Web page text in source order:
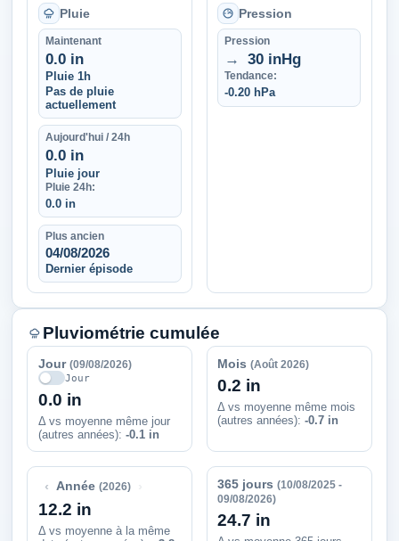
Pluie
Maintenant
0.0 in
Pluie 1h
Pas de pluie
actuellement
Aujourd'hui / 24h
0.0 in
Pluie jour
Pluie 24h:
0.0 in
Plus ancien
04/08/2026
Dernier épisode
Pression
Pression
→ 30 inHg
Tendance:
-0.20 hPa
Pluviométrie cumulée
Jour (09/08/2026)
Jour
0.0 in
Δ vs moyenne même jour
(autres années): -0.1 in
Mois(Août 2026)
0.2 in
Δ vs moyenne même mois
(autres années):-0.7 in
‹ Année(2026)
12.2 in
Δ vs moyenne à la même
365 jours(10/08/2025 -
09/08/2026)
24.7 in